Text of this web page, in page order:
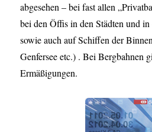
abgesehen – bei fast allen
bei den Öffis in den Städten und
sowie auch auf Schiffen der
Genfersee etc.) . Bei Bergbahnen
Ermäßigungen.